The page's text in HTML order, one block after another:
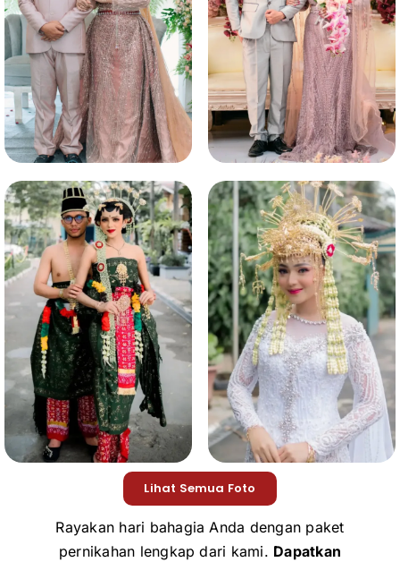
Lihat Semua Foto
Rayakan hari bahagia Anda dengan paket
pernikahan lengkap dari kami. Dapatkan